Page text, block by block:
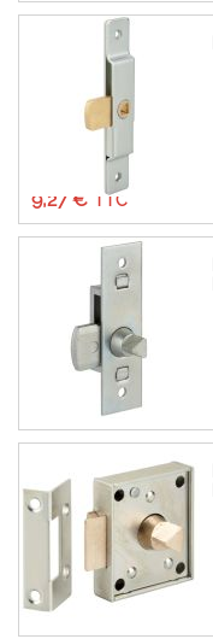
9,27 €
24,69 €
20,57 €